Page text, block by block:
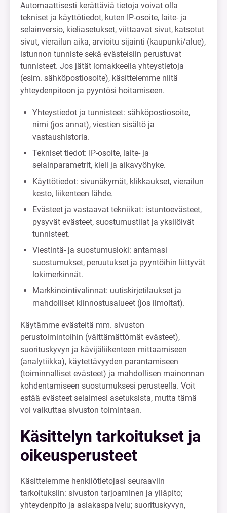
Automaattisesti kerättäviä tietoja voivat olla
tekniset ja käyttötiedot, kuten IP-osoite, laite- ja
selainversio, kieliasetukset, viittaavat sivut, katsotut
sivut, vierailun aika, arvioitu sijainti (kaupunki/alue),
istunnon tunniste sekä evästeisiin perustuvat
tunnisteet. Jos jätät lomakkeella yhteystietoja
(esim. sähköpostiosoite), käsittelemme niitä
yhteydenpitoon ja pyyntösi hoitamiseen.
Yhteystiedot ja tunnisteet: sähköpostiosoite,
nimi (jos annat), viestien sisältö ja
vastaushistoria.
Tekniset tiedot: IP-osoite, laite- ja
selainparametrit, kieli ja aikavyöhyke.
Käyttötiedot: sivunäkymät, klikkaukset, vierailun
kesto, liikenteen lähde.
Evästeet ja vastaavat tekniikat: istuntoevästeet,
pysyvät evästeet, suostumustilat ja yksilöivät
tunnisteet.
Viestintä- ja suostumusloki: antamasi
suostumukset, peruutukset ja pyyntöihin liittyvät
lokimerkinnät.
Markkinointivalinnat: uutiskirjetilaukset ja
mahdolliset kiinnostusalueet (jos ilmoitat).
Käytämme evästeitä mm. sivuston
perustoimintoihin (välttämättömät evästeet),
suorituskyvyn ja kävijäliikenteen mittaamiseen
(analytiikka), käytettävyyden parantamiseen
(toiminnalliset evästeet) ja mahdollisen mainonnan
kohdentamiseen suostumuksesi perusteella. Voit
estää evästeet selaimesi asetuksista, mutta tämä
voi vaikuttaa sivuston toimintaan.
Käsittelyn tarkoitukset ja
oikeusperusteet
Käsittelemme henkilötietojasi seuraaviin
tarkoituksiin: sivuston tarjoaminen ja ylläpito;
yhteydenpito ja asiakaspalvelu; suorituskyvyn,